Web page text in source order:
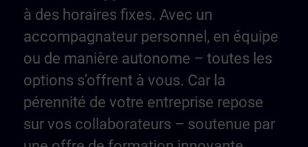
à des horaires fixes. Avec un
accompagnateur personnel, en équipe
ou de manière autonome – toutes les
options s’offrent à vous. Car la
pérennité de votre entreprise repose
sur vos collaborateurs – soutenue par